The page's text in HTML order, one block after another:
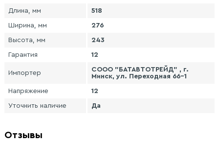
Длина, мм 518
Ширина, мм 276
Высота, мм 243
Гарантия 12
Импортер
СООО "БАТАВТОТРЕЙД" , г.
Минск, ул. Переходная 66-1
Напряжение 12
Уточнить наличие Да
Отзывы